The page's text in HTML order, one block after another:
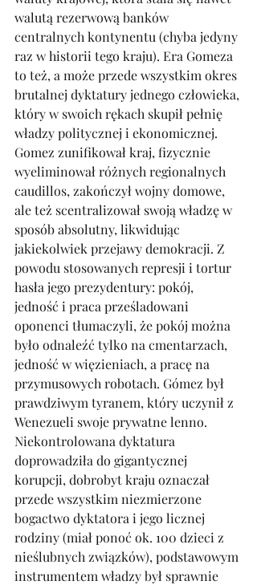
walutą rezerwową banków
centralnych kontynentu (chyba jedyny
raz w historii tego kraju). Era Gomeza
to też, a może przede wszystkim okres
brutalnej dyktatury jednego człowieka,
który w swoich rękach skupił pełnię
władzy politycznej i ekonomicznej.
Gomez zunifikował kraj, fizycznie
wyeliminował różnych regionalnych
caudillos, zakończył wojny domowe,
ale też scentralizował swoją władzę w
sposób absolutny, likwidując
jakiekolwiek przejawy demokracji. Z
powodu stosowanych represji i tortur
hasła jego prezydentury: pokój,
jedność i praca prześladowani
oponenci tłumaczyli, że pokój można
było odnaleźć tylko na cmentarzach,
jedność w więzieniach, a pracę na
przymusowych robotach. Gómez był
prawdziwym tyranem, który uczynił z
Wenezueli swoje prywatne lenno.
Niekontrolowana dyktatura
doprowadziła do gigantycznej
korupcji, dobrobyt kraju oznaczał
przede wszystkim niezmierzone
bogactwo dyktatora i jego licznej
rodziny (miał ponoć ok. 100 dzieci z
nieślubnych związków), podstawowym
instrumentem władzy był sprawnie